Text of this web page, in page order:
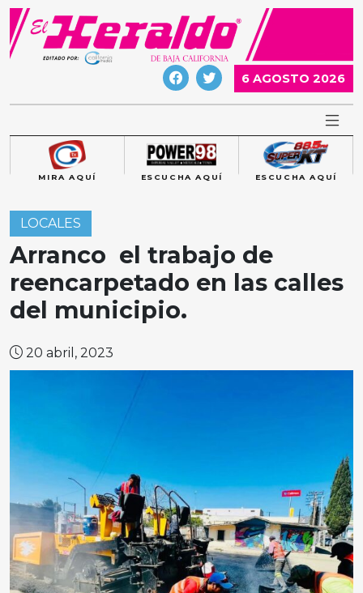
Skip
content
6 AGOSTO 2026
MIRA AQUÍ ESCUCHA AQUÍ ESCUCHA AQUÍ
LOCALES
Arranco el trabajo de
reencarpetado en las calles
del municipio.
20 abril, 2023